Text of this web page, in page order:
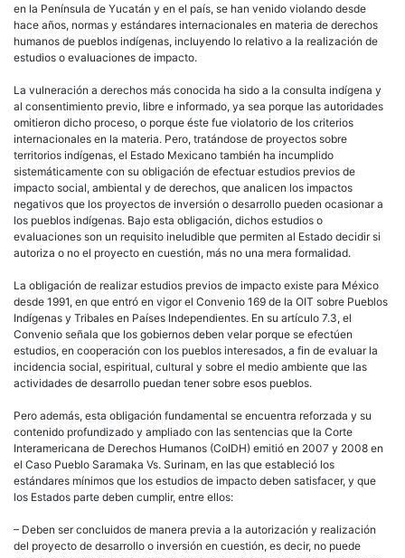
en la Península de Yucatán y en el país, se han venido violando desde
hace años, normas y estándares internacionales en materia de derechos
humanos de pueblos indígenas, incluyendo lo relativo a la realización de
estudios o evaluaciones de impacto.
La vulneración a derechos más conocida ha sido a la consulta indígena y
al consentimiento previo, libre e informado, ya sea porque las autoridades
omitieron dicho proceso, o porque éste fue violatorio de los criterios
internacionales en la materia. Pero, tratándose de proyectos sobre
territorios indígenas, el Estado Mexicano también ha incumplido
sistemáticamente con su obligación de efectuar estudios previos de
impacto social, ambiental y de derechos, que analicen los impactos
negativos que los proyectos de inversión o desarrollo pueden ocasionar a
los pueblos indígenas. Bajo esta obligación, dichos estudios o
evaluaciones son un requisito ineludible que permiten al Estado decidir si
autoriza o no el proyecto en cuestión, más no una mera formalidad.
La obligación de realizar estudios previos de impacto existe para México
desde 1991, en que entró en vigor el Convenio 169 de la OIT sobre Pueblos
Indígenas y Tribales en Países Independientes. En su artículo 7.3, el
Convenio señala que los gobiernos deben velar porque se efectúen
estudios, en cooperación con los pueblos interesados, a fin de evaluar la
incidencia social, espiritual, cultural y sobre el medio ambiente que las
actividades de desarrollo puedan tener sobre esos pueblos.
Pero además, esta obligación fundamental se encuentra reforzada y su
contenido profundizado y ampliado con las sentencias que la Corte
Interamericana de Derechos Humanos (CoIDH) emitió en 2007 y 2008 en
el Caso Pueblo Saramaka Vs. Surinam, en las que estableció los
estándares mínimos que los estudios de impacto deben satisfacer, y que
los Estados parte deben cumplir, entre ellos:
– Deben ser concluidos de manera previa a la autorización y realización
del proyecto de desarrollo o inversión en cuestión, es decir, no puede